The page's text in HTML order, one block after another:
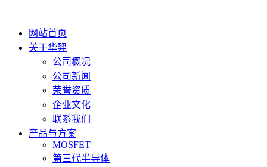
网站首页
关于华羿
公司概况
公司新闻
荣誉资质
企业文化
联系我们
产品与方案
MOSFET
第三代半导体